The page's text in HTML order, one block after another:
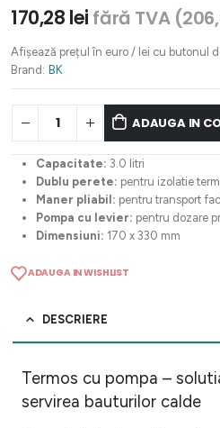
170,28 lei fără TVA (
Afișează prețul în euro / lei cu butonul
Brand: BK
ADAUGA IN
Capacitate: 3.0 litri
Dublu perete: pentru izolatie
Maner pliabil: pentru transport
Pompa cu levier: pentru dozare
Dimensiuni: 170 x 330 mm
ADAUGA IN WISHLIST
DESCRIERE
Termos cu pompa –
servirea bauturilor calde